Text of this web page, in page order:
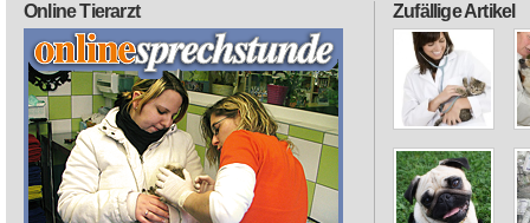
Zufällige Artikel
Online Tierarzt